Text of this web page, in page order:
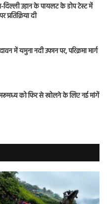
उड़ान के पायलट के डोप टेस्ट में
दी
में यमुना नदी उफान पर, परिक्रमा मार्ग
को फिर से खोलने के लिए नई मांगें